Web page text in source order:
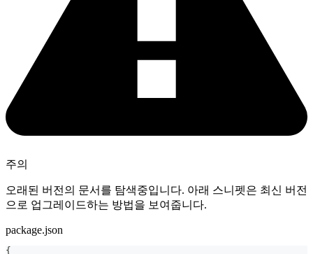
주의
오래된 버전의 문서를 탐색중입니다. 아래 스니펫은 최신 버전
으로 업그레이드하는 방법을 보여줍니다.
package.json
{